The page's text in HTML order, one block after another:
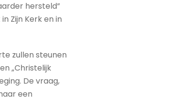
hersteld”
Zijn Kerk en in
zullen steunen
„Christelijk
De vraag,
een